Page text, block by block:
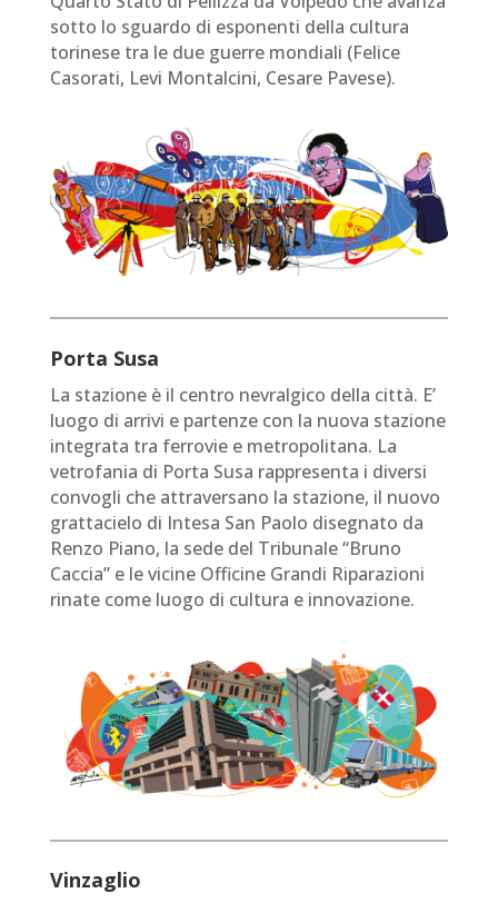
sotto lo sguardo di esponenti della cultura
torinese tra le due guerre mondiali (Felice
Casorati, Levi Montalcini, Cesare Pavese).
Porta Susa
La stazione è il centro nevralgico della città. E’
luogo di arrivi e partenze con la nuova stazione
integrata tra ferrovie e metropolitana. La
vetrofania di Porta Susa rappresenta i diversi
convogli che attraversano la stazione, il nuovo
grattacielo di Intesa San Paolo disegnato da
Renzo Piano, la sede del Tribunale “Bruno
Caccia” e le vicine Officine Grandi Riparazioni
rinate come luogo di cultura e innovazione.
Vinzaglio